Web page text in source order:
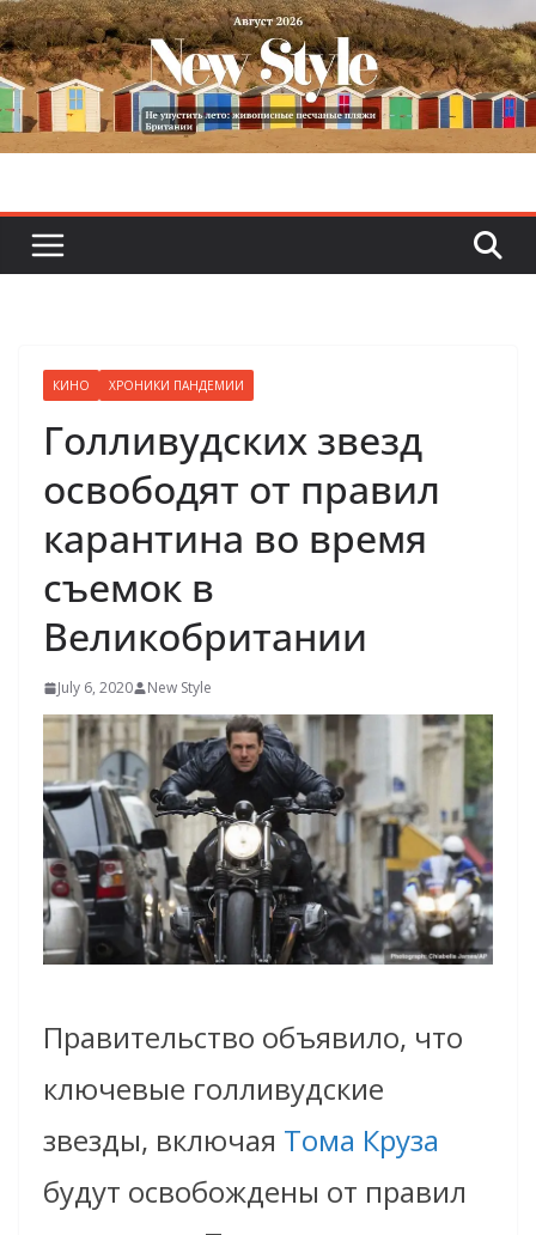
Skip
to
content
КИНО ХРОНИКИ ПАНДЕМИИ
Голливудских звезд
освободят от правил
карантина во время
съемок в
Великобритании
July 6, 2020 New Style
Правительство объявило, что
ключевые голливудские
звезды, включая Тома Круза
будут освобождены от правил